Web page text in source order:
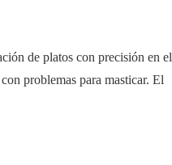
de platos con precisión en el
problemas para masticar. El